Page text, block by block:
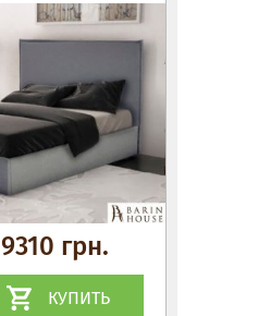
9310 грн.
КУПИТЬ